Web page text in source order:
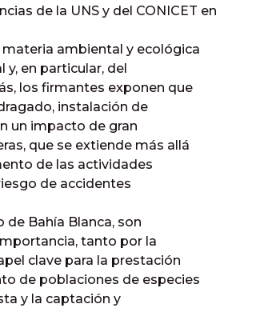
de la UNS y del CONICET en
ambiental y ecológica
y, en particular, del
los firmantes exponen que
instalación de
un impacto de gran
que se extiende más allá
de las actividades
de accidentes
Bahía Blanca, son
tanto por la
clave para la prestación
de poblaciones de especies
y la captación y